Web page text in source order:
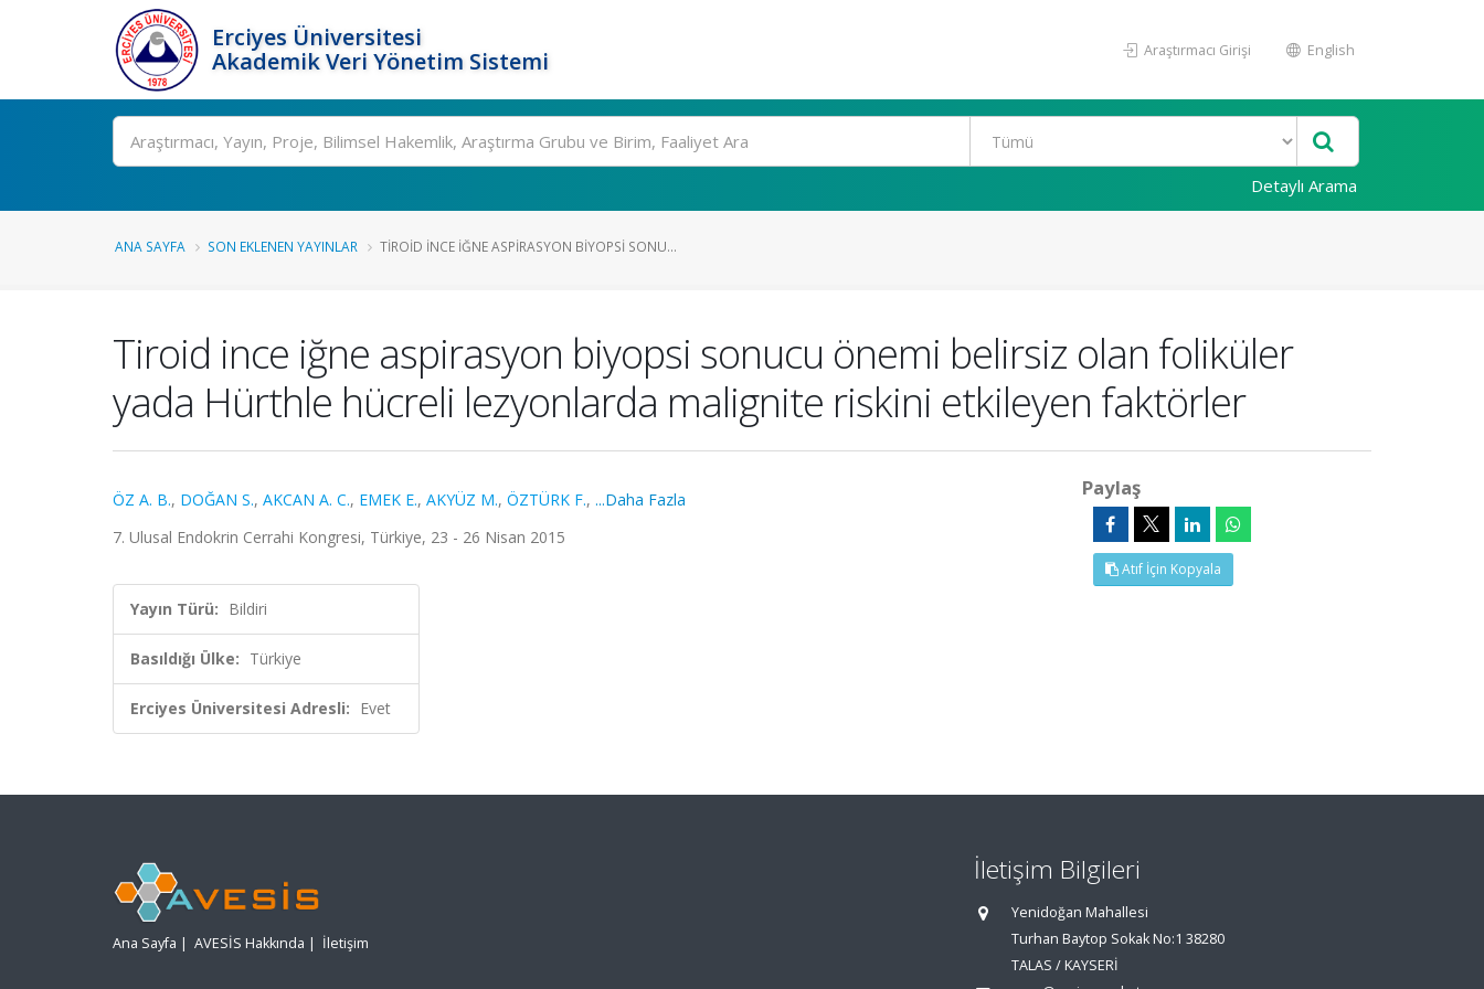
Erciyes Üniversitesi
Akademik Veri Yönetim Sistemi
Araştırmacı Girişi English
Ara
Detaylı Arama
ANA SAYFA SON EKLENEN YAYINLAR TIROID INCE IĞNE ASPIRASYON BIYOPSI SONU...
Tiroid ince iğne aspirasyon biyopsi sonucu önemi belirsiz olan foliküler
yada Hürthle hücreli lezyonlarda malignite riskini etkileyen faktörler
ÖZ A. B., DOĞAN S., AKCAN A. C., EMEK E., AKYÜZ M., ÖZTÜRK F., ...Daha Fazla
7. Ulusal Endokrin Cerrahi Kongresi, Türkiye, 23 - 26 Nisan 2015
Yayın Türü: Bildiri
Basıldığı Ülke: Türkiye
Erciyes Üniversitesi Adresli: Evet
Paylaş
Atıf İçin Kopyala
Ana Sayfa | AVESİS Hakkında | İletişim
İletişim Bilgileri
Yenidoğan Mahallesi
Turhan Baytop Sokak No:1 38280
TALAS / KAYSERİ